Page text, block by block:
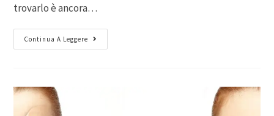
trovarlo è ancora…
Continua A Leggere